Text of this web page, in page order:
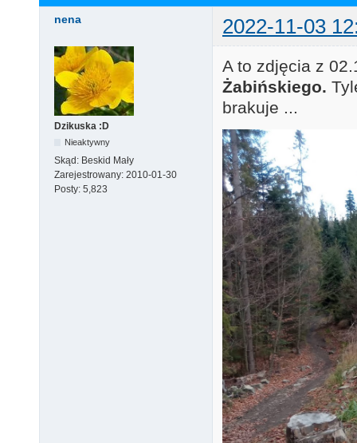
nena 2022-11-03
Dzikuska :D
Nieaktywny
Skąd: Beskid Mały
Zarejestrowany: 2010-01-30
Posty: 5,823
A to zdjęcia z
Żabińskiego.
brakuje ...